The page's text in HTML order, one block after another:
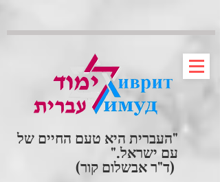
"העברית היא טעם החיים של
עם ישראל."
(ד"ר אבשלום קור)